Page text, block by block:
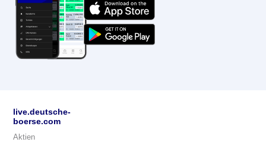
live.deutsche-
boerse.com
Aktien